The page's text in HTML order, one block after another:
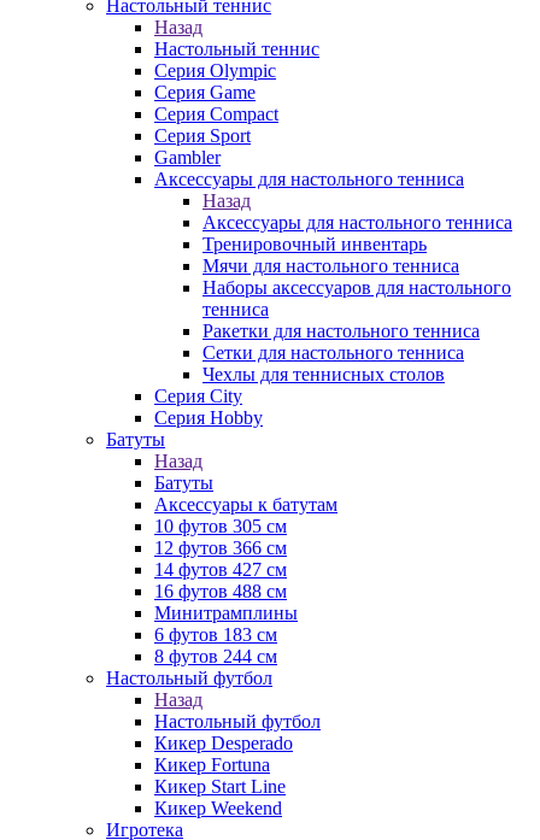
Настольный теннис
Назад
Настольный теннис
Серия Olympic
Серия Game
Серия Compact
Серия Sport
Gambler
Аксессуары для настольного тенниса
Назад
Аксессуары для настольного тенниса
Тренировочный инвентарь
Мячи для настольного тенниса
Наборы аксессуаров для настольного
тенниса
Ракетки для настольного тенниса
Сетки для настольного тенниса
Чехлы для теннисных столов
Серия City
Серия Hobby
Батуты
Назад
Батуты
Аксессуары к батутам
10 футов 305 см
12 футов 366 см
14 футов 427 см
16 футов 488 см
Минитрамплины
6 футов 183 см
8 футов 244 см
Настольный футбол
Назад
Настольный футбол
Кикер Desperado
Кикер Fortuna
Кикер Start Line
Кикер Weekend
Игротека